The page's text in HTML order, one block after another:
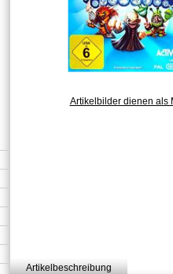
Artikelbilder dienen als
Artikelbeschreibung